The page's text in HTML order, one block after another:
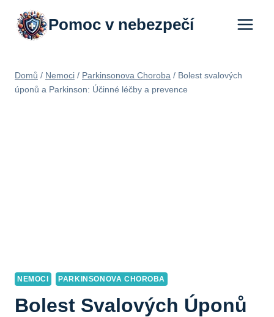
Přeskočit
obsah
Pomoc v nebezpečí
Domů / Nemoci / Parkinsonova Choroba / Bolest svalových
úponů a Parkinson: Účinné léčby a prevence
NEMOCI PARKINSONOVA CHOROBA
Bolest Svalových Úponů